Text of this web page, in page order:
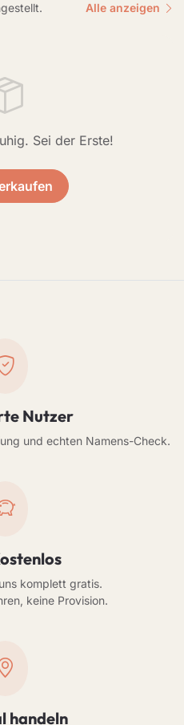
Alle anzeigen
Sei der Erste!
Nutzer
und echten Namens-Check.
komplett gratis.
keine Provision.
handeln